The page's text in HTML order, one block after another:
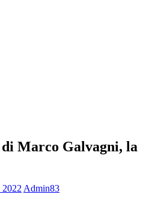
di Marco Galvagni, la
Admin83